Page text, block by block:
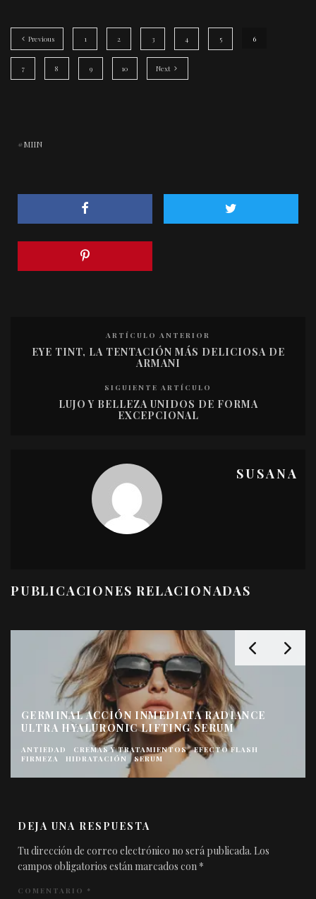
Previous 1 2 3 4 5 6
7 8 9 10 Next
MIIN
ARTÍCULO ANTERIOR
EYE TINT, LA TENTACIÓN MÁS DELICIOSA DE
ARMANI
SIGUIENTE ARTÍCULO
LUJO Y BELLEZA UNIDOS DE FORMA
EXCEPCIONAL
SUSANA
PUBLICACIONES RELACIONADAS
GERMINAL ACCIÓN INMEDIATA RADIANCE
ULTRA HYALURONIC LIFTING SERUM
ANTIEDAD CREMAS Y TRATAMIENTOS
EFECTO FLASH
FIRMEZA
HIDRATACIÓN SERUM
DEJA UNA RESPUESTA
Tu dirección de correo electrónico no será publicada. Los
campos obligatorios están marcados con *
COMENTARIO *